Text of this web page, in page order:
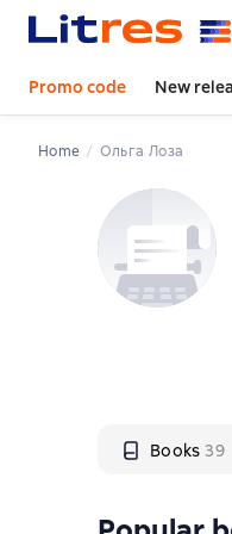
Promo code New
Home Ольга Лоза
Books 39
Слайдер с
Слайдер с